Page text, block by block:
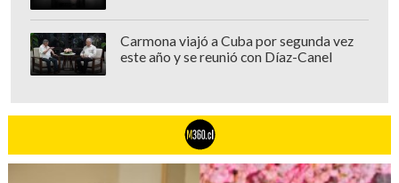
Carmona viajó a Cuba por segunda vez
este año y se reunió con Díaz-Canel